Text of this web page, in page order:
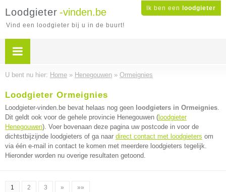
Ik ben een loodgieter
Loodgieter -vinden.be
Vind een loodgieter bij u in de buurt!
U bent nu hier: Home » Henegouwen » Ormeignies
Loodgieter Ormeignies
Loodgieter-vinden.be bevat helaas nog geen loodgieters in Ormeignies.
Dit geldt ook voor de gehele provincie Henegouwen ( loodgieter
Henegouwen). Voer bovenaan deze pagina uw postcode in voor de
dichtstbijzijnde loodgieters of ga naar direct contact met loodgieters om
via één e-mail in contact te komen met meerdere loodgieters tegelijk.
Hieronder worden nu overige resultaten getoond.
1 2 3 » »»